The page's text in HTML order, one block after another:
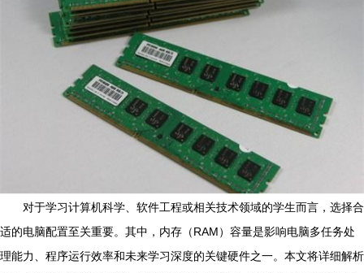
对于学习计算机科学、软件工程或相关技术领域的学生而言，选择合
适的电脑配置至关重要。其中，内存（RAM）容量是影响电脑多任务处
理能力、程序运行效率和未来学习深度的关键硬件之一。本文将详细解析